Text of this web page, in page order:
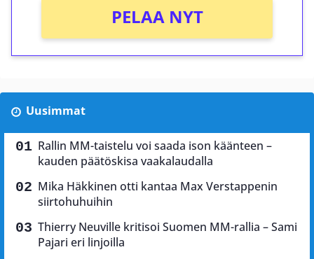
PELAA NYT
Uusimmat
Rallin MM-taistelu voi saada ison käänteen –
kauden päätöskisa vaakalaudalla
Mika Häkkinen otti kantaa Max Verstappenin
siirtohuhuihin
Thierry Neuville kritisoi Suomen MM-rallia – Sami
Pajari eri linjoilla